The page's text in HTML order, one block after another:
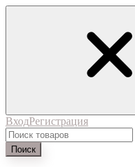
ВходРегистрация
Поиск